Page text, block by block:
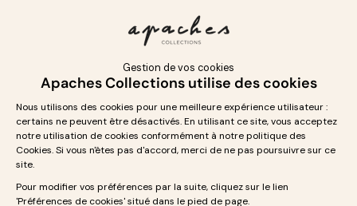
Saint-Barthélemy (EUR €)
Saint-Martin (EUR €)
Saint-Pierre-et-Miquelon (EUR €)
Slovaquie (EUR €)
Slovénie (EUR €)
Suède (SEK kr)
Suisse (CHF CHF)
Tchéquie (CZK Kč)
Tunisie (EUR €)